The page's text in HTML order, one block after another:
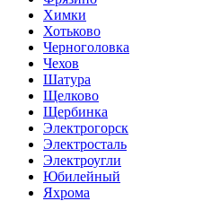
Химки
Хотьково
Черноголовка
Чехов
Шатура
Щелково
Щербинка
Электрогорск
Электросталь
Электроугли
Юбилейный
Яхрома